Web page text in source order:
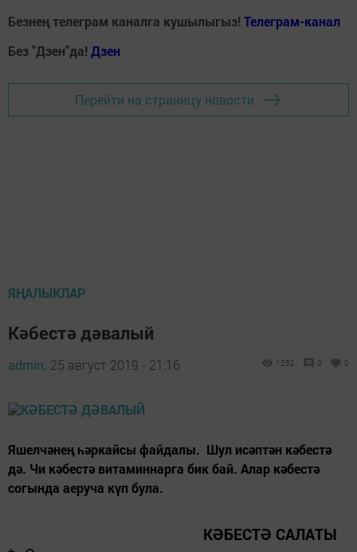
Безнең телеграм каналга кушылыгыз! Телеграм-канал
Без "Дзен"да! Дзен
Перейти на страницу новости
ЯҢАЛЫКЛАР
Кәбестә дәвалый
admin, 25 август 2019 - 21:16 1252 0 0
Яшелчәнең һәркайсы файдалы. Шул исәптән кәбестә
дә. Чи кәбестә витаминнарга бик бай. Алар кәбестә
согында аеруча күп була.
КӘБЕСТӘ САЛАТЫ